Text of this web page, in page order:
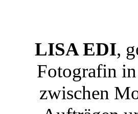
LISA EDI,
Fotografin
zwischen